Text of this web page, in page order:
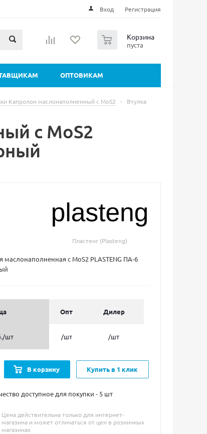
Вход Регистрация
Корзина
пуста
ОПТОВИКАМ
Капролон маслонаполненный с MoS2 -
Втулка
с MoS2
Пластенг (Plasteng)
маслонаполненная с MoS2 PLASTENG ПА-6
Опт Дилер
/шт /шт /шт
В корзину Купить в 1 клик
доступное для покупки - 5 шт
Цена действительна только для интернет-
магазина и может отличаться от цен в розничных
магазинах